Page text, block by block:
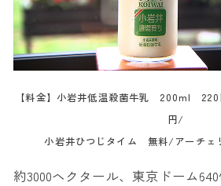
【料金】小岩井低温殺菌牛乳 200ml
円/
小岩井ひつじタイム 無料/アーチ
約3000ヘクタール、東京ドーム